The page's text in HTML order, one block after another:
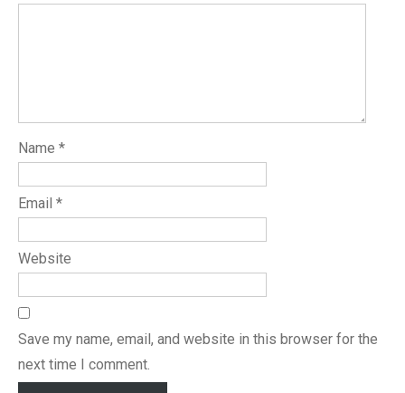
Name *
Email *
Website
Save my name, email, and website in this browser for the
next time I comment.